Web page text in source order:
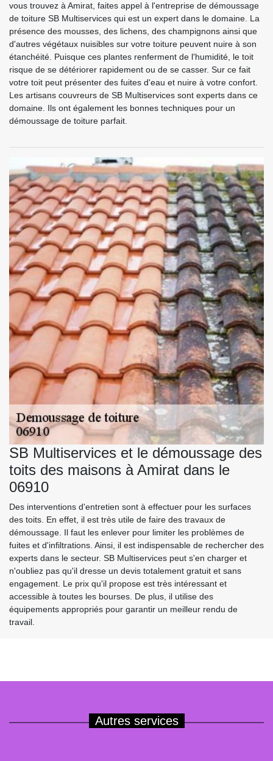
vous trouvez à Amirat, faites appel à l'entreprise de démoussage
de toiture SB Multiservices qui est un expert dans le domaine. La
présence des mousses, des lichens, des champignons ainsi que
d'autres végétaux nuisibles sur votre toiture peuvent nuire à son
étanchéité. Puisque ces plantes renferment de l'humidité, le toit
risque de se détériorer rapidement ou de se casser. Sur ce fait
votre toit peut présenter des fuites d'eau et nuire à votre confort.
Les artisans couvreurs de SB Multiservices sont experts dans ce
domaine. Ils ont également les bonnes techniques pour un
démoussage de toiture parfait.
SB Multiservices et le démoussage des
toits des maisons à Amirat dans le
06910
Des interventions d'entretien sont à effectuer pour les surfaces
des toits. En effet, il est très utile de faire des travaux de
démoussage. Il faut les enlever pour limiter les problèmes de
fuites et d'infiltrations. Ainsi, il est indispensable de rechercher des
experts dans le secteur. SB Multiservices peut s'en charger et
n'oubliez pas qu'il dresse un devis totalement gratuit et sans
engagement. Le prix qu'il propose est très intéressant et
accessible à toutes les bourses. De plus, il utilise des
équipements appropriés pour garantir un meilleur rendu de
travail.
Autres services